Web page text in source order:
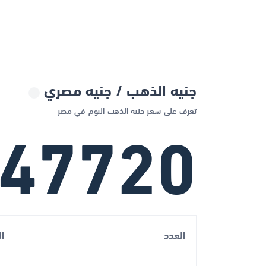
جنيه الذهب / جنيه مصري
تعرف على سعر جنيه الذهب اليوم في مصر
العدد